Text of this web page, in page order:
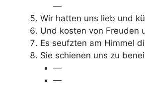
—
Wir hatten uns lieb und
Und kosten von Freuden
Es seufzten am Himmel
Sie schienen uns zu
—
—